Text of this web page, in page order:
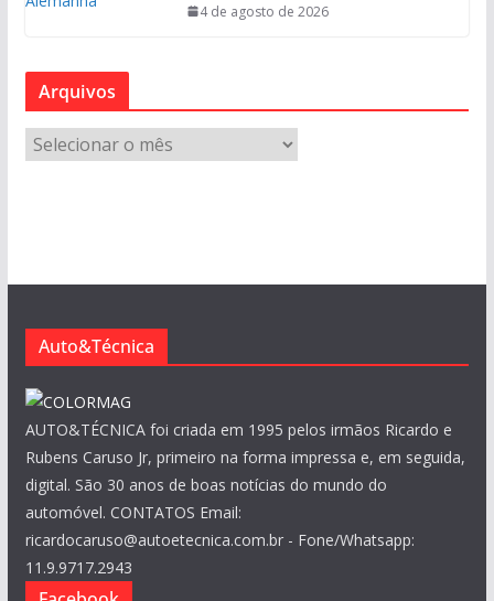
4 de agosto de 2026
Arquivos
r
s
Auto&Técnica
AUTO&TÉCNICA foi criada em 1995 pelos irmãos Ricardo e
Rubens Caruso Jr, primeiro na forma impressa e, em seguida,
digital. São 30 anos de boas notícias do mundo do
automóvel. CONTATOS Email:
ricardocaruso@autoetecnica.com.br - Fone/Whatsapp:
11.9.9717.2943